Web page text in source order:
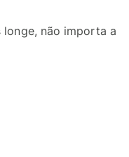
longe, não importa a